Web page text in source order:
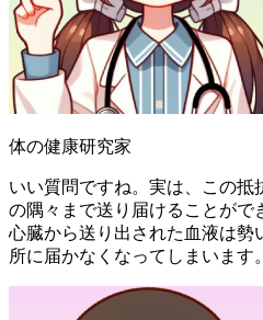
体の健康研究家
いい質問ですね。実は、この
の隅々まで送り届けることがで
心臓から送り出された血液は勢
所に届かなくなってしまいます。